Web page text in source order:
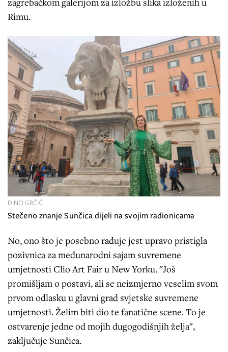
Rimu.
Stečeno znanje Sunčica dijeli na svojim radionicama
DINO GRČIĆ
No, ono što je posebno raduje jest upravo pristigla
pozivnica za međunarodni sajam suvremene
umjetnosti Clio Art Fair u New Yorku. "Još
promišljam o postavi, ali se neizmjerno veselim svom
prvom odlasku u glavni grad svjetske suvremene
umjetnosti. Želim biti dio te fanatične scene. To je
ostvarenje jedne od mojih dugogodišnjih želja",
zaključuje Sunčica.